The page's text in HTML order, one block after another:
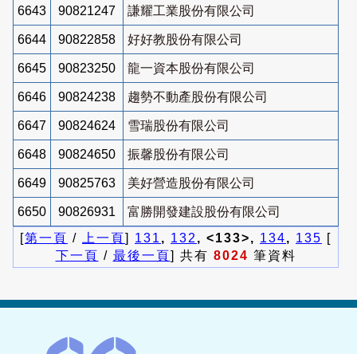
6643 90821247 謙耀工業股份有限公司
6644 90822858 好好教股份有限公司
6645 90823250 龍一資本股份有限公司
6646 90824238 趨勢不動產股份有限公司
6647 90824624 雪瑞股份有限公司
6648 90824650 振馨股份有限公司
6649 90825763 美好營造股份有限公司
6650 90826931
富勝開發建設股份有限公司
[第一頁 / 上一頁] 131 , 132 , <133>, 134, 135 [
下一頁 / 最後一頁] 共有 8024 筆資料